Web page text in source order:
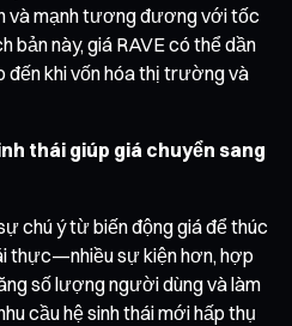
và mạnh tương đương với tốc
này, giá RAVE có thể dần
đến khi vốn hóa thị trường và
thái giúp giá chuyển sang
chú ý từ biến động giá để thúc
thực—nhiều sự kiện hơn, hợp
số lượng người dùng và làm
cầu hệ sinh thái mới hấp thụ